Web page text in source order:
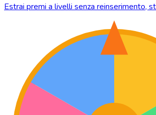
Estrai premi a livelli senza reinserimento,